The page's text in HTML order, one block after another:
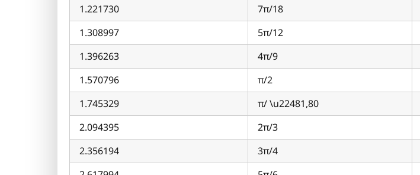
1.221730
7π/18
1.308997
5π/12
1.396263
4π/9
1.570796
π/2
1.745329
π/ \u22481,80
2.094395
2π/3
2.356194
3π/4